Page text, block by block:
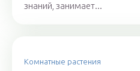
знаний, занимает...
Комнатные растения